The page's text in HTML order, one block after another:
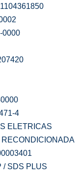
0000
4
ELETRICAS
/ SDS PLUS